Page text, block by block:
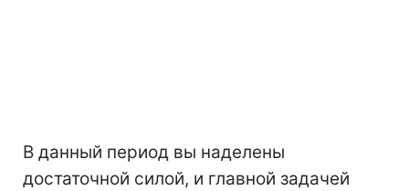
В данный период вы наделены
достаточной силой, и главной задачей